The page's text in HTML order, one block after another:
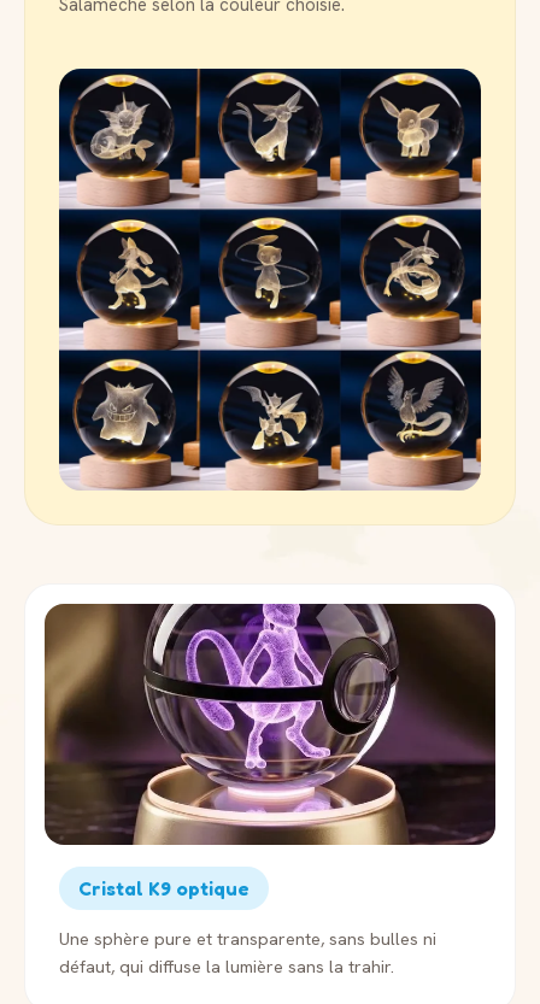
Cristal K9 optique
Une sphère pure et transparente, sans bulles ni
défaut, qui diffuse la lumière sans la trahir.